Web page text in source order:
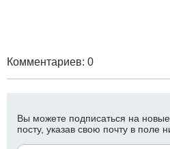
Комментариев: 0
Вы можете подписаться на
посту, указав свою почту в поле